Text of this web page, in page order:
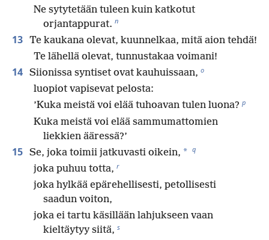
Ne sytytetään tuleen kuin katkotut
orjantappurat. n
13 Te kaukana olevat, kuunnelkaa, mitä aion tehdä!
Te lähellä olevat, tunnustakaa voimani!
14 Siionissa syntiset ovat kauhuissaan, o
luopiot vapisevat pelosta:
’Kuka meistä voi elää tuhoavan tulen luona? p
Kuka meistä voi elää sammumattomien
liekkien ääressä?’
15 Se, joka toimii jatkuvasti oikein, * q
joka puhuu totta, r
joka hylkää epärehellisesti, petollisesti
saadun voiton,
joka ei tartu käsillään lahjukseen vaan
kieltäytyy siitä, s